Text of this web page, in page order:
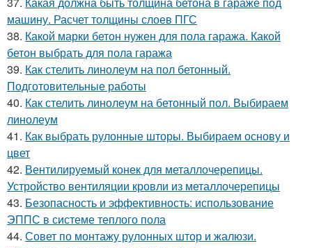
машину. Расчет толщины слоев ПГС
38. Какой марки бетон нужен для пола гаража. Какой
бетон выбрать для пола гаража
39. Как стелить линолеум на пол бетонный.
Подготовительные работы
40. Как стелить линолеум на бетонный пол. Выбираем
линолеум
41. Как выбрать рулонные шторы. Выбираем основу и
цвет
42. Вентилируемый конек для металлочерепицы.
Устройство вентиляции кровли из металлочерепицы
43. Безопасность и эффективность: использование
ЭППС в системе теплого пола
44. Совет по монтажу рулонных штор и жалюзи.